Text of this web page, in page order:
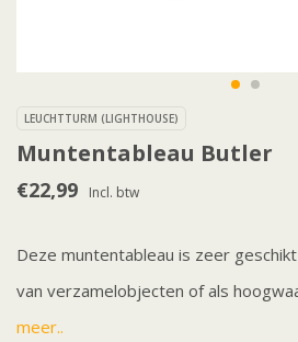
LEUCHTTURM (LIGHTHOUSE)
Muntentableau Butler
€22,99 Incl. btw
Deze muntentableau is zeer
van verzamelobjecten of als
meer..